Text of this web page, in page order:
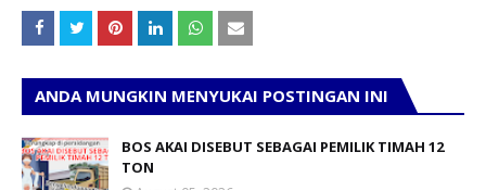
ANDA MUNGKIN MENYUKAI POSTINGAN INI
BOS AKAI DISEBUT SEBAGAI PEMILIK TIMAH 12
TON